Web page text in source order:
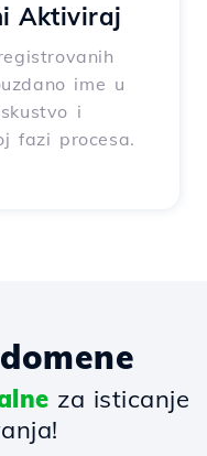
Aktiviraj
ime u
i
fazi procesa.
za isticanje